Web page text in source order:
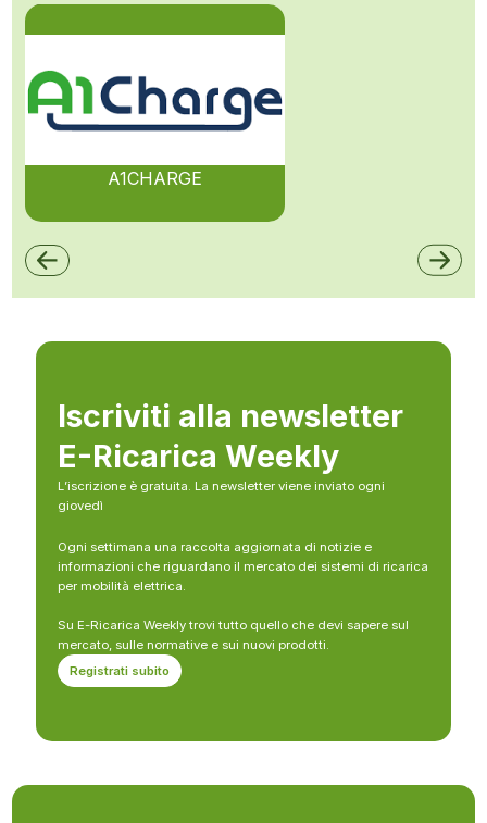
A1CHARGE
Iscriviti alla newsletter
E-Ricarica Weekly
L’iscrizione è gratuita. La newsletter viene inviato ogni
giovedì
Ogni settimana una raccolta aggiornata di notizie e
informazioni che riguardano il mercato dei sistemi di ricarica
per mobilità elettrica.
Su E-Ricarica Weekly trovi tutto quello che devi sapere sul
mercato, sulle normative e sui nuovi prodotti.
Registrati subito